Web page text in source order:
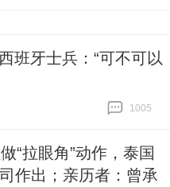
班牙士兵：“可不可以
1005
“拉眼角”动作，泰国
作出；亲历者：曾承